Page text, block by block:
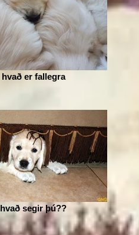
hvað er fallegra
hvað segir þú??